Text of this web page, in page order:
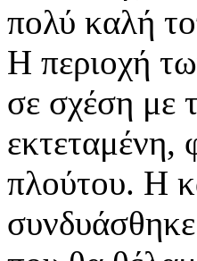
πολύ καλή
Η περιοχή
σε σχέση με
εκτεταμένη,
πλούτου. Η